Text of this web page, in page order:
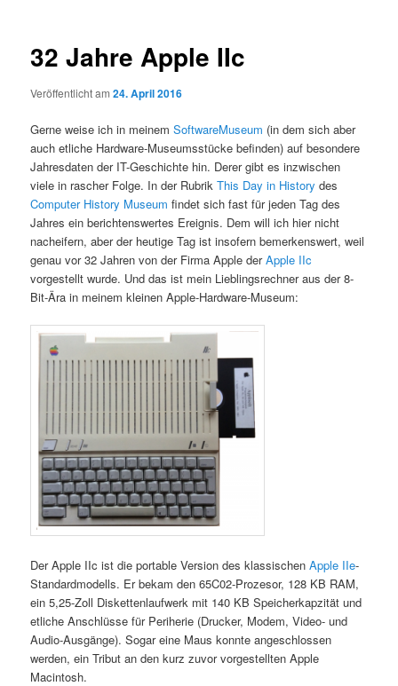
32 Jahre Apple IIc
Veröffentlicht am24. April 2016
Gerne weise ich in meinemSoftwareMuseum (in dem sich aber
auch etliche Hardware-Museumsstücke befinden) auf besondere
Jahresdaten der IT-Geschichte hin. Derer gibt es inzwischen
viele in rascher Folge. In der RubrikThis Day in History des
Computer History Museum findet sich fast für jeden Tag des
Jahres ein berichtenswertes Ereignis. Dem will ich hier nicht
nacheifern, aber der heutige Tag ist insofern bemerkenswert, weil
genau vor 32 Jahren von der Firma Apple derApple IIc
vorgestellt wurde. Und das ist mein Lieblingsrechner aus der 8-
Bit-Ära in meinem kleinen Apple-Hardware-Museum:
Der Apple IIc ist die portable Version des klassischenApple IIe-
Standardmodells. Er bekam den 65C02-Prozesor, 128 KB RAM,
ein 5,25-Zoll Diskettenlaufwerk mit 140 KB Speicherkapzität und
etliche Anschlüsse für Periherie (Drucker, Modem, Video- und
Audio-Ausgänge). Sogar eine Maus konnte angeschlossen
werden, ein Tribut an den kurz zuvor vorgestellten Apple
Macintosh.